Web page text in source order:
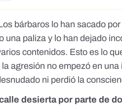
bárbaros lo han sacado
una paliza y lo han dejado
contenidos. Esto es lo
agresión no empezó en
ni perdió la
desierta por parte de